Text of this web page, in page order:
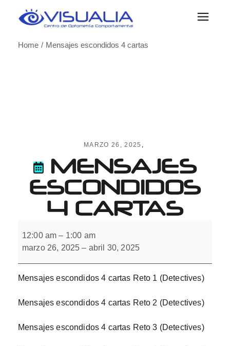
Home
Mensajes escondidos 4 cartas
MARZO 26, 2025
MENSAJES
ESCONDIDOS
4 CARTAS
escondidos
cartas
12:00 am – 1:00 am
marzo 26, 2025 – abril 30, 2025
Mensajes escondidos 4 cartas Reto 1 (Detectives)
Mensajes escondidos 4 cartas Reto 2 (Detectives)
Mensajes escondidos 4 cartas Reto 3 (Detectives)